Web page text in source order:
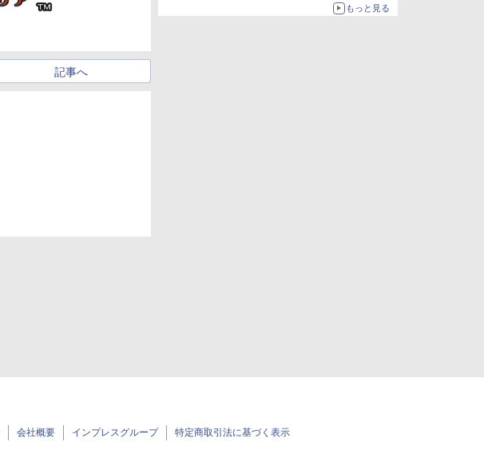
「特製ガーリックマヨソース」を使用した超大
もっと見る
記事へ
会社概要 インプレスグループ 特定商取引法に基づく表示